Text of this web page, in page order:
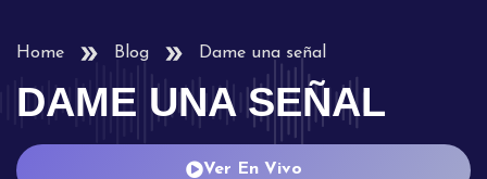
Home Blog Dame una señal
DAME UNA SEÑAL
Ver En Vivo